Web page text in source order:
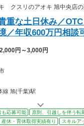
クスリのアオキ 旭中央店の
重な土日休み／
／年収600万円相談
2,000円～3,000円
線 旭(千葉)駅
も応募可能
原則、引越しを伴う転
産休・育休取得実績有り スキルア